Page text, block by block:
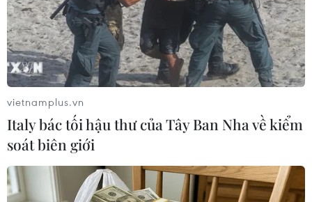
#thời sự hôm nay
#bản tin thời sự Australia
Theo dõi VietnamPlus
vietnamplus.vn
Italy bác tối hậu thư của Tây Ban Nha về kiểm
soát biên giới